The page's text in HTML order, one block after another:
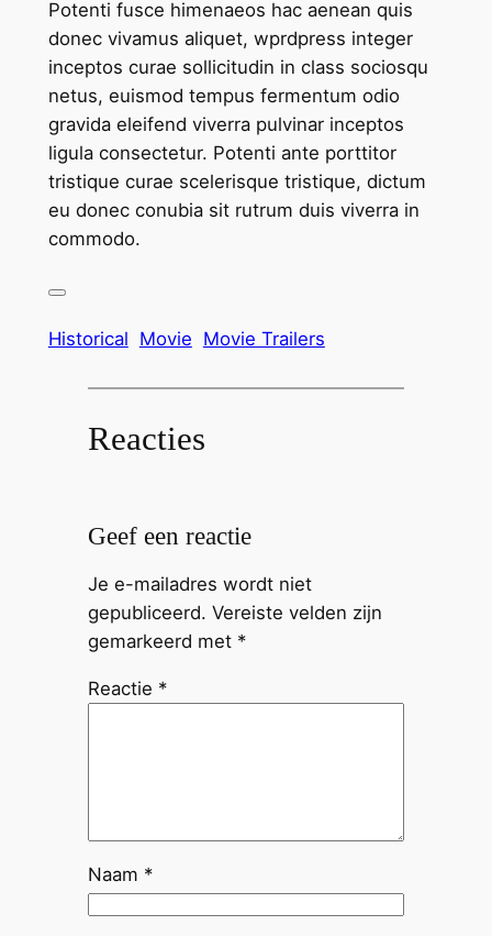
Potenti fusce himenaeos hac aenean quis
donec vivamus aliquet, wprdpress integer
inceptos curae sollicitudin in class sociosqu
netus, euismod tempus fermentum odio
gravida eleifend viverra pulvinar inceptos
ligula consectetur. Potenti ante porttitor
tristique curae scelerisque tristique, dictum
eu donec conubia sit rutrum duis viverra in
commodo.
Historical Movie Movie Trailers
Reacties
Geef een reactie
Je e-mailadres wordt niet
gepubliceerd. Vereiste velden zijn
gemarkeerd met *
Reactie *
Naam *